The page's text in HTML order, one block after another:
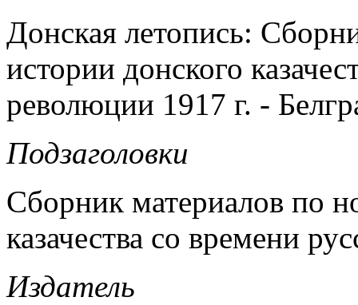
Донская летопись:
истории донского
революции 1917 г. -
Подзаголовки
Сборник материалов по
казачества со времени
Издатель